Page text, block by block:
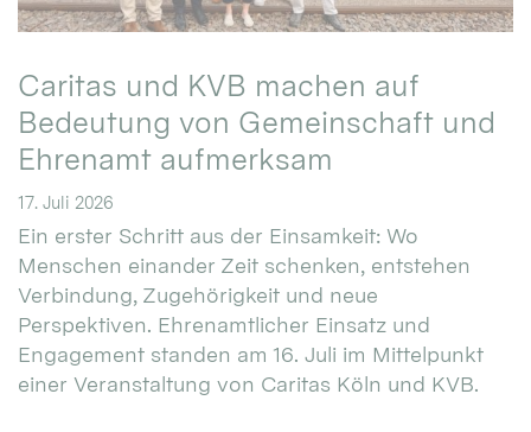
Caritas und KVB machen auf
Bedeutung von Gemeinschaft und
Ehrenamt aufmerksam
17. Juli 2026
Ein erster Schritt aus der Einsamkeit: Wo
Menschen einander Zeit schenken, entstehen
Verbindung, Zugehörigkeit und neue
Perspektiven. Ehrenamtlicher Einsatz und
Engagement standen am 16. Juli im Mittelpunkt
einer Veranstaltung von Caritas Köln und KVB.